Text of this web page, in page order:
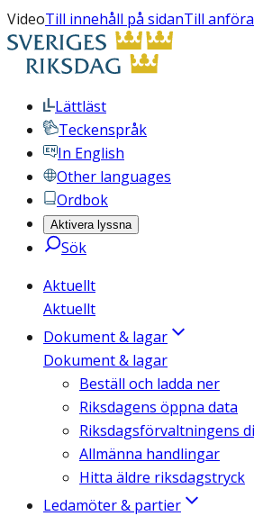
VideoTill innehåll på sidanTill
Lättläst
Teckenspråk
In English
Other languages
Ordbok
Aktivera lyssna
Sök
Aktuellt
Aktuellt
Dokument & lagar
Dokument & lagar
Beställ och ladda ner
Riksdagens öppna data
Riksdagsförvaltningens
Allmänna handlingar
Hitta äldre riksdagstryck
Ledamöter & partier